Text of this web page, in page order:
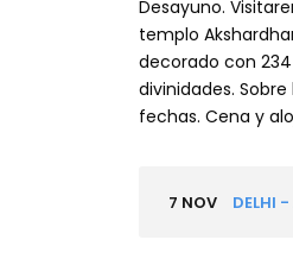
Desayuno.
templo
decorado con
divinidades.
fechas. Cena y
7 NOV DELHI